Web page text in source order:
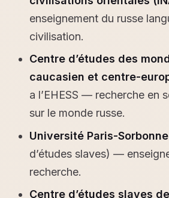
enseignement du russe
civilisation.
Centre d’études des
caucasien et centre-
a l’EHESS — recherche en
sur le monde russe.
Université Paris-Sorbonne
d’études slaves) —
recherche.
Centre d’études slaves